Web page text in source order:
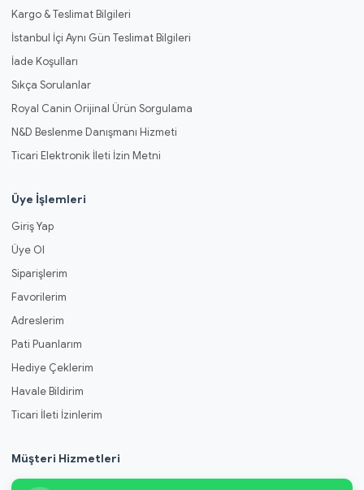
Kargo & Teslimat Bilgileri
İstanbul İçi Aynı Gün Teslimat Bilgileri
İade Koşulları
Sıkça Sorulanlar
Royal Canin Orijinal Ürün Sorgulama
N&D Beslenme Danışmanı Hizmeti
Ticari Elektronik İleti İzin Metni
Üye İşlemleri
Giriş Yap
Üye Ol
Siparişlerim
Favorilerim
Adreslerim
Pati Puanlarım
Hediye Çeklerim
Havale Bildirim
Ticari İleti İzinlerim
Müşteri Hizmetleri